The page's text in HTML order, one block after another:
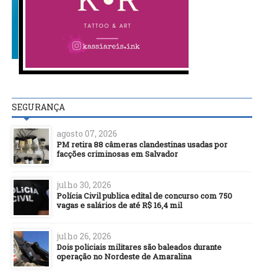
SEGURANÇA
agosto 07, 2026
PM retira 88 câmeras clandestinas usadas por
facções criminosas em Salvador
julho 30, 2026
Polícia Civil publica edital de concurso com 750
vagas e salários de até R$ 16,4 mil
julho 26, 2026
Dois policiais militares são baleados durante
operação no Nordeste de Amaralina